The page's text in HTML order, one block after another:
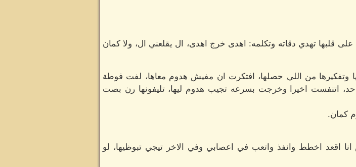
تهدي دقاته وتكلمه: اهدى خرج اهدى، ال يقلعني ال، ولا كمان
من اللي حصلها، افتكرت ان مفيش هدوم معاها، لفت فوطة
اتنفست اخيرا وخرجت بسرعه تجيب هدوم ليها، تليفونها رن بصت
كمان.
اخطط وانفذ واتعب في اعصابي وفي الاخر تيجي تبوظيها، لو